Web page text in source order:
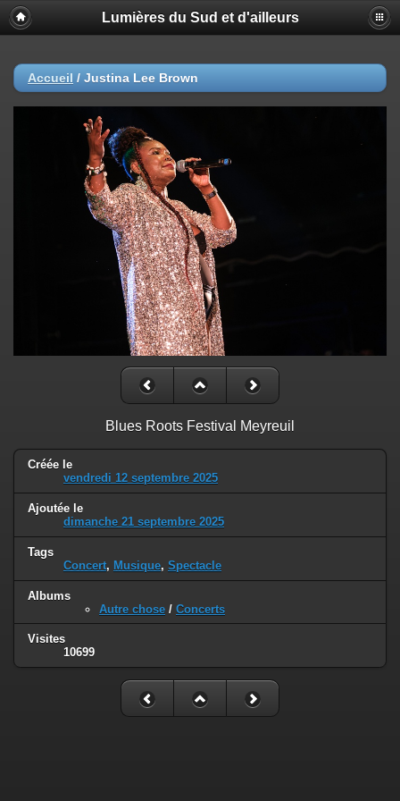
Lumières du Sud et d'ailleurs
Accueil / Justina Lee Brown
Blues Roots Festival Meyreuil
Créée le
vendredi 12 septembre 2025
Ajoutée le
dimanche 21 septembre 2025
Tags
Concert, Musique, Spectacle
Albums
Autre chose / Concerts
Visites
10699